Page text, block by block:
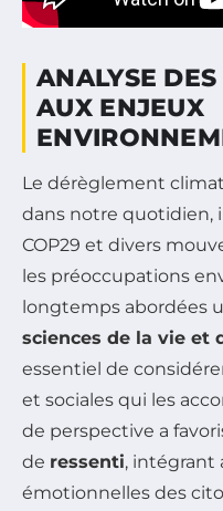
ANALYSE DES
AUX ENJEUX
Le dérèglement
dans notre quotidien,
COP29 et divers
les préoccupations
longtemps abordées
sciences de la vie et
essentiel de
et sociales qui les
de perspective a
de ressenti, intégrant
émotionnelles des